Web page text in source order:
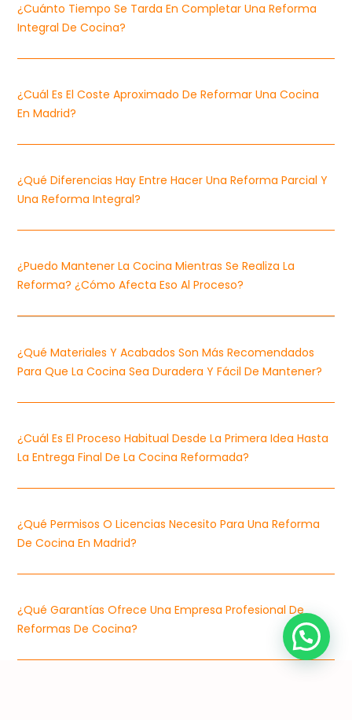
¿Cuánto Tiempo Se Tarda En Completar Una Reforma
Integral De Cocina?
¿Cuál Es El Coste Aproximado De Reformar Una Cocina
En Madrid?
¿Qué Diferencias Hay Entre Hacer Una Reforma Parcial Y
Una Reforma Integral?
¿Puedo Mantener La Cocina Mientras Se Realiza La
Reforma? ¿Cómo Afecta Eso Al Proceso?
¿Qué Materiales Y Acabados Son Más Recomendados
Para Que La Cocina Sea Duradera Y Fácil De Mantener?
¿Cuál Es El Proceso Habitual Desde La Primera Idea Hasta
La Entrega Final De La Cocina Reformada?
¿Qué Permisos O Licencias Necesito Para Una Reforma
De Cocina En Madrid?
¿Qué Garantías Ofrece Una Empresa Profesional De
Reformas De Cocina?